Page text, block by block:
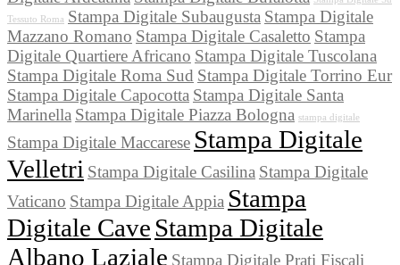
Tessuto Roma Stampa Digitale Subaugusta Stampa Digitale
Mazzano Romano Stampa Digitale Casaletto Stampa
Digitale Quartiere Africano Stampa Digitale Tuscolana
Stampa Digitale Roma Sud Stampa Digitale Torrino Eur
Stampa Digitale Capocotta Stampa Digitale Santa
Marinella Stampa Digitale Piazza Bologna stampa digitale
Stampa Digitale Maccarese Stampa Digitale
Velletri Stampa Digitale Casilina Stampa Digitale
Vaticano Stampa Digitale Appia Stampa
Digitale Cave Stampa Digitale
Albano Laziale Stampa Digitale Prati Fiscali